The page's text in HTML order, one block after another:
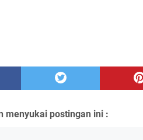
menyukai postingan ini :